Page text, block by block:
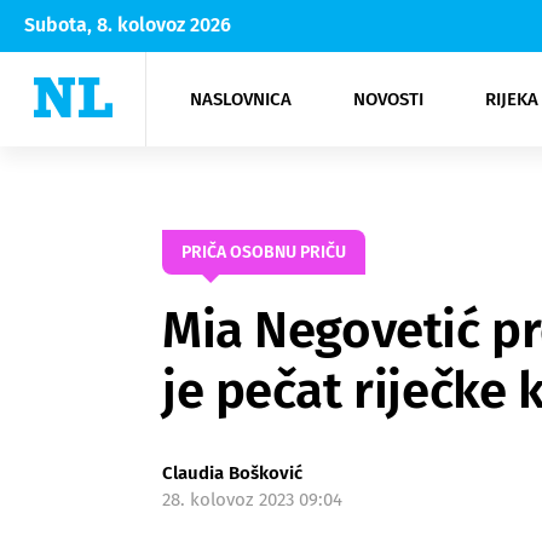
Subota, 8. kolovoz 2026
NASLOVNICA NOVOSTI
Rijeka Opatija
NK
Moda
Kultura
PRIČA OSOBNU PRIČU
Mia Negovetić
je pečat riječke
Claudia Bošković
28. kolovoz 2023 09:04